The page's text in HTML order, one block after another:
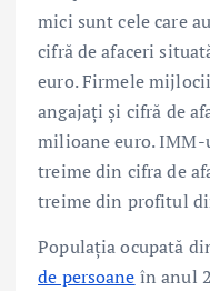
mici sunt cele care
cifră de afaceri
euro. Firmele
angajați și cifră de
milioane euro.
treime din cifra de
treime din profitul
Populația ocupată
de persoane în anul